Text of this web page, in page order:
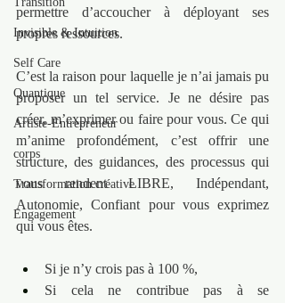
Invisible & Intuition
Self Care
Quantique
Artiste-Entrepreneur
corps
Transformation créative
Engagement
permettre d’accoucher à déployant ses
propres ressources.
C’est la raison pour laquelle je n’ai jamais pu
proposer un tel service. Je ne désire pas
créer, m’exprimer ou faire pour vous. Ce qui
m’anime profondément, c’est offrir une
structure, des guidances, des processus qui
vous rendent LIBRE, Indépendant,
Autonomie, Confiant pour vous exprimez
qui vous êtes.
Si je n’y crois pas à 100 %,
Si cela ne contribue pas à se